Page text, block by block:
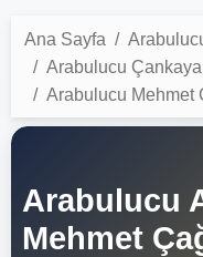
Ana Sayfa
Arabulucu
Arabulucu Mehmet
Arabulucu
Mehmet